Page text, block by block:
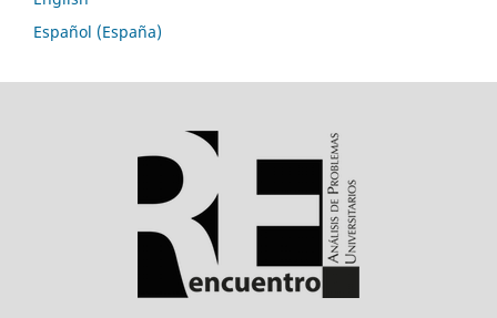
Español (España)